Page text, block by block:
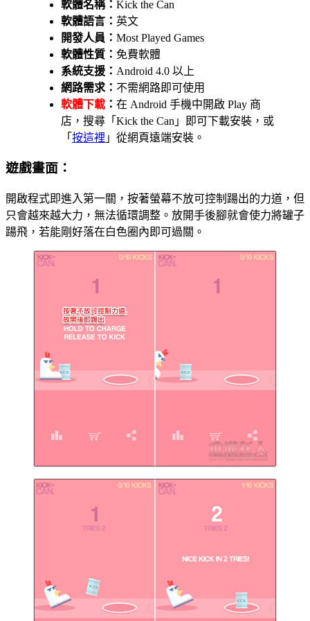
軟體名稱： Kick the Can
軟體語言： 英文
開發人員： Most Played Games
軟體性質： 免費軟體
系統支援： Android 4.0 以上
網路需求： 不需網路即可使用
軟體下載 ： 在 Android 手機中開啟 Play 商
店，搜尋「Kick the Can」即可下載安裝，或
「 按這裡 」從網頁遠端安裝。
遊戲畫面：
開啟程式即進入第一關，按著螢幕不放可控制踼出的力道，但
只會越來越大力，無法循環調整。放開手後腳就會使力將罐子
踼飛，若能剛好落在白色圈內即可過關。